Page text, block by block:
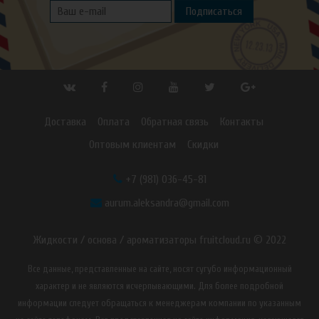
Подписаться
Доставка Оплата Обратная связь
Контакты
Оптовым клиентам
Скидки
+7 (981) 036-45-81
aurum.aleksandra@gmail.com
Жидкости / основа / ароматизаторы fruitcloud.ru © 2022
Все данные, представленные на сайте, носят сугубо информационный
характер и не являются исчерпывающими. Для более подробной
информации следует обращаться к менеджерам компании по указанным